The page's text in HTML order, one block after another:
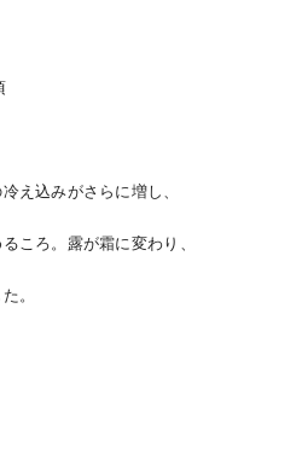
え込みがさらに増し、
ころ。露が霜に変わり、
。